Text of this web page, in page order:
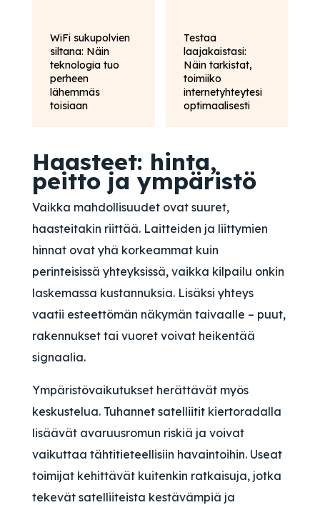
WiFi sukupolvien
siltana: Näin
teknologia tuo
perheen
lähemmäs
toisiaan
Testaa
laajakaistasi:
Näin tarkistat,
toimiiko
internetyhteytesi
optimaalisesti
Haasteet: hinta,
peitto ja ympäristö
Vaikka mahdollisuudet ovat suuret,
haasteitakin riittää. Laitteiden ja liittymien
hinnat ovat yhä korkeammat kuin
perinteisissä yhteyksissä, vaikka kilpailu onkin
laskemassa kustannuksia. Lisäksi yhteys
vaatii esteettömän näkymän taivaalle – puut,
rakennukset tai vuoret voivat heikentää
signaalia.
Ympäristövaikutukset herättävät myös
keskustelua. Tuhannet satelliitit kiertoradalla
lisäävät avaruusromun riskiä ja voivat
vaikuttaa tähtitieteellisiin havaintoihin. Useat
toimijat kehittävät kuitenkin ratkaisuja, jotka
tekevät satelliiteista kestävämpiä ja